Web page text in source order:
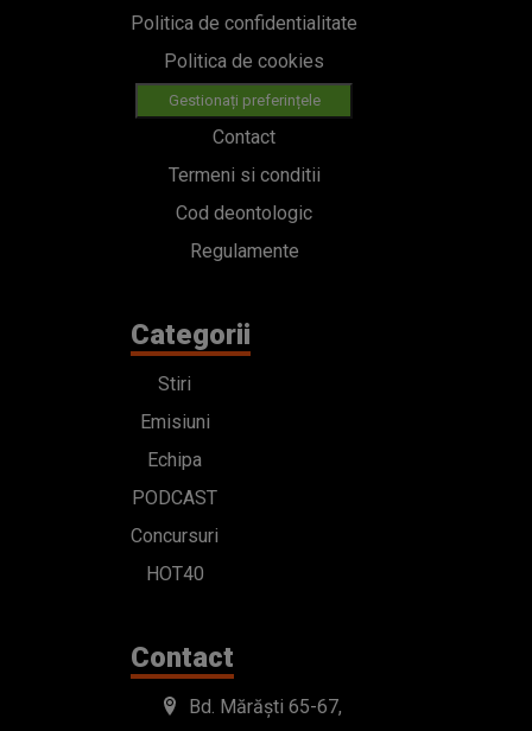
Politica de confidentialitate
Politica de cookies
Gestionați preferințele
Contact
Termeni si conditii
Cod deontologic
Regulamente
Categorii
Stiri
Emisiuni
Echipa
PODCAST
Concursuri
HOT40
Contact
Bd. Mărăști 65-67,